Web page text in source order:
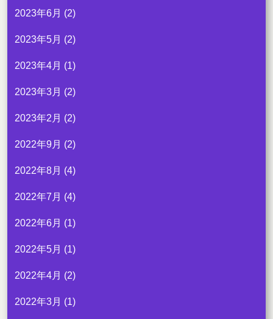
2023年6月 (2)
2023年5月 (2)
2023年4月 (1)
2023年3月 (2)
2023年2月 (2)
2022年9月 (2)
2022年8月 (4)
2022年7月 (4)
2022年6月 (1)
2022年5月 (1)
2022年4月 (2)
2022年3月 (1)